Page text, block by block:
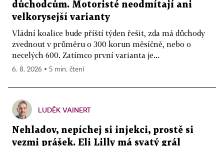
důchodcům. Motoristé neodmítají ani
velkorysejší varianty
Vládní koalice bude příští týden řešit, zda má důchody
zvednout v průměru o 300 korun měsíčně, nebo o
necelých 600. Zatímco první varianta je...
6. 8. 2026 ▪ 5 min. čtení
LUDĚK VAINERT
Nehladov, nepíchej si injekci, prostě si
vezmi prášek. Eli Lilly má svatý grál